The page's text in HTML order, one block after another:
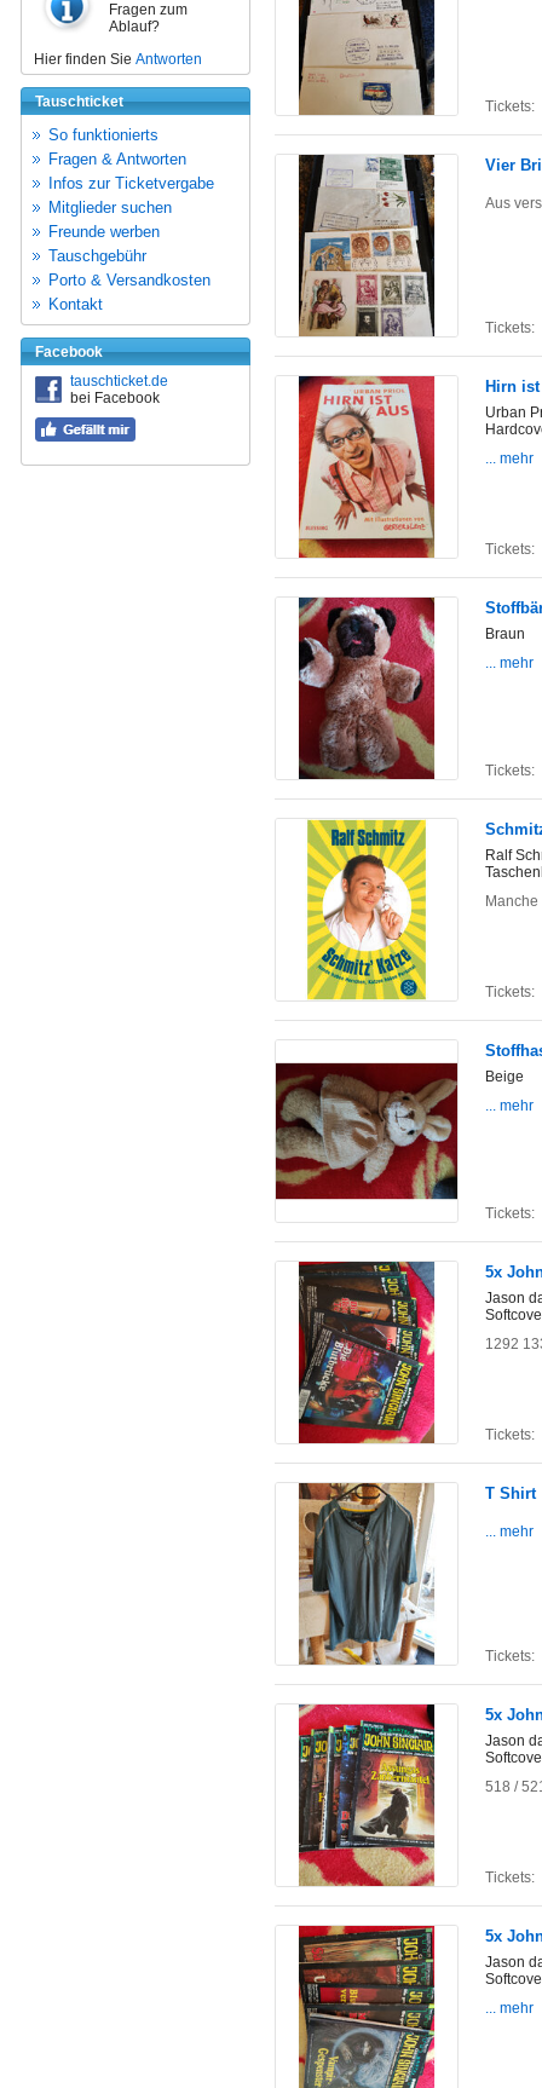
Fragen zum
Ablauf?
Hier finden Sie Antworten
Tauschticket
So funktionierts
Fragen & Antworten
Infos zur Ticketvergabe
Mitglieder suchen
Freunde werben
Tauschgebühr
Porto & Versandkosten
Kontakt
Facebook
tauschticket.de
bei Facebook
Tickets:
Vier
Aus
Tickets:
Hirn
Urban
... mehr
Tickets:
Braun
... mehr
Tickets:
Ralf
Tickets:
Beige
... mehr
Tickets:
5x
Jason
1292
Tickets:
T Shirt
... mehr
Tickets:
5x
Jason
518 /
Tickets:
5x
Jason
... mehr